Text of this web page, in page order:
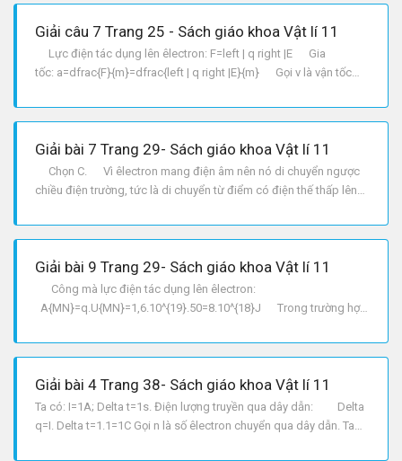
Giải câu 7 Trang 25 - Sách giáo khoa Vật lí 11
Lực điện tác dụng lên êlectron: F=left | q right |E Gia
tốc: a=dfrac{F}{m}=dfrac{left | q right |E}{m} Gọi v là vận tốc
bản. Ta có: v^2=2al=2 dfrac{left |q right |E}{m}l Động năng
Giải bài 7 Trang 29- Sách giáo khoa Vật lí 11
Chọn C. Vì êlectron mang điện âm nên nó di chuyển ngược
chiều điện trường, tức là di chuyển từ điểm có điện thế thấp lên
Giải bài 9 Trang 29- Sách giáo khoa Vật lí 11
Công mà lực điện tác dụng lên êlectron:
A{MN}=q.U{MN}=1,6.10^{19}.50=8.10^{18}J Trong trường hợp
một lực không phải lực điện.
Giải bài 4 Trang 38- Sách giáo khoa Vật lí 11
Ta có: I=1A; Delta t=1s. Điện lượng truyền qua dây dẫn: Delta
q=I. Delta t=1.1=1C Gọi n là số êlectron chuyển qua dây dẫn. Ta